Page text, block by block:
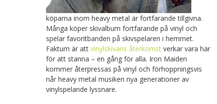
köparna inom heavy metal är fortfarande tillgivna.
Många köper skivalbum fortfarande på vinyl och
spelar favoritbanden på skivspelaren i hemmet.
Faktum är att vinylskivans återkomstverkar vara här
för att stanna – en gång för alla. Iron Maiden
kommer återpressas på vinyl och förhoppningsvis
når heavy metal musiken nya generationer av
vinylspelande lyssnare.